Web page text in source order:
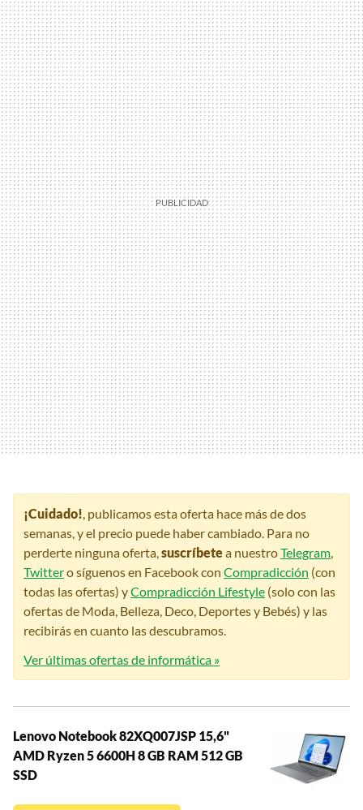
¡Cuidado!, publicamos esta oferta hace más de dos
semanas, y el precio puede haber cambiado. Para no
perderte ninguna oferta,suscríbetea nuestroTelegram,
Twittero síguenos en Facebook con Compradicción (con
todas las ofertas) yCompradicción Lifestyle (solo con las
ofertas de Moda, Belleza, Deco, Deportes y Bebés) y las
recibirás en cuanto las descubramos.
Ver últimas ofertas de informática »
Lenovo Notebook 82XQ007JSP 15,6"
AMD Ryzen 5 6600H 8 GB RAM 512 GB
SSD